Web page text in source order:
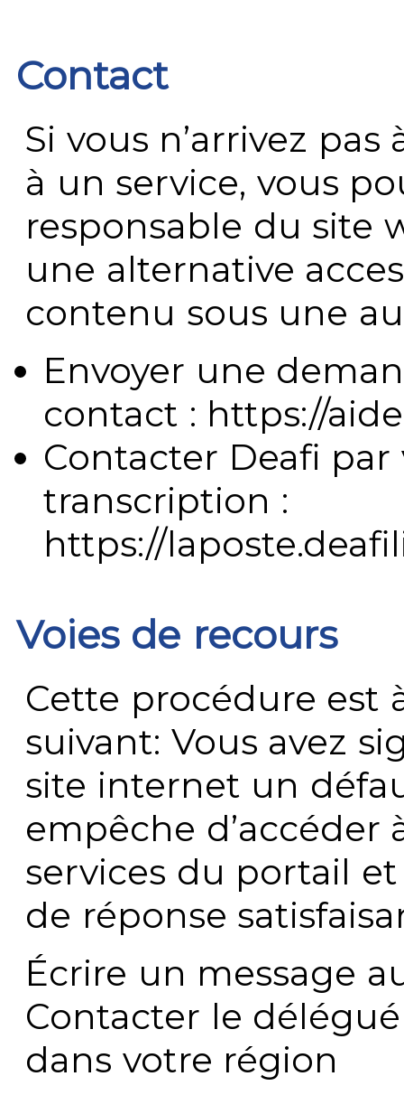
Contact
Si vous n’arrivez
à un service, vous
responsable du site
une alternative
contenu sous une
Envoyer une
contact : https://
Contacter Deafi
transcription :
https://
Voies de recours
Cette procédure est
suivant: Vous avez
site internet un
empêche
services du portail
de réponse
Écrire un message
Contacter le
dans votre région